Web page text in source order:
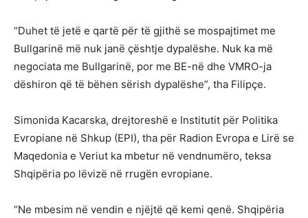
“Duhet të jetë e qartë për të gjithë se mospajtimet me
Bullgarinë më nuk janë çështje dypalëshe. Nuk ka më
negociata me Bullgarinë, por me BE-në dhe VMRO-ja
dëshiron që të bëhen sërish dypalëshe”, tha Filipçe.
Simonida Kacarska, drejtoreshë e Institutit për Politika
Evropiane në Shkup (EPI), tha për Radion Evropa e Lirë se
Maqedonia e Veriut ka mbetur në vendnumëro, teksa
Shqipëria po lëvizë në rrugën evropiane.
“Ne mbesim në vendin e njëjtë që kemi qenë. Shqipëria